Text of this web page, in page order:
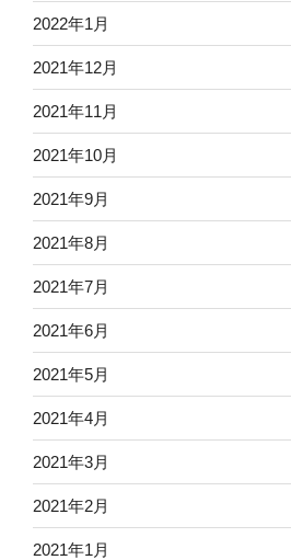
2022年1月
2021年12月
2021年11月
2021年10月
2021年9月
2021年8月
2021年7月
2021年6月
2021年5月
2021年4月
2021年3月
2021年2月
2021年1月